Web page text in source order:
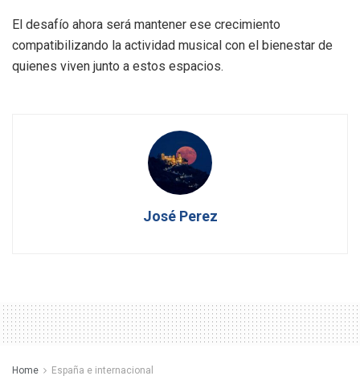
El desafío ahora será mantener ese crecimiento
compatibilizando la actividad musical con el bienestar de
quienes viven junto a estos espacios.
José Perez
Home España e internacional